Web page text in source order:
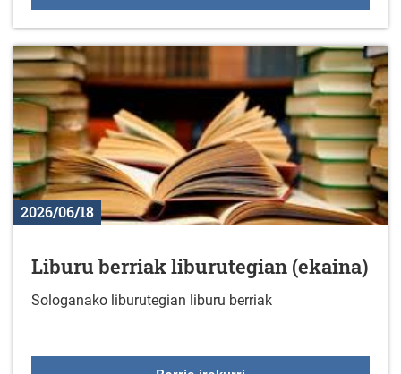
2026/06/18
Liburu berriak liburutegian (ekaina)
Sologanako liburutegian liburu berriak